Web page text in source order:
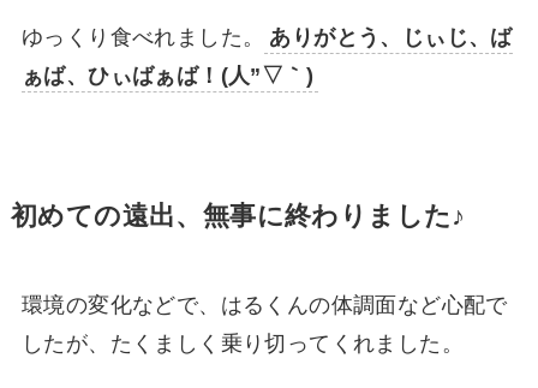
ゆっくり食べれました。
ありがとう、じぃじ、ば
ぁば、ひぃばぁば！(人”▽｀)
初めての遠出、無事に終わりました♪
環境の変化などで、はるくんの体調面など心配で
したが、たくましく乗り切ってくれました。